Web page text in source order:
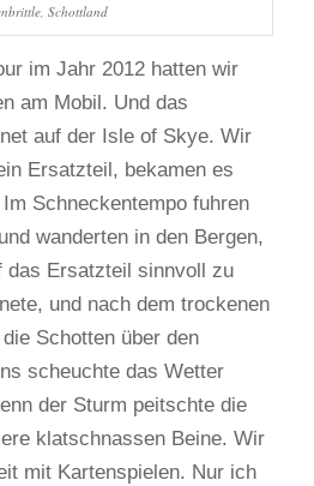
Schottland
im Jahr 2012 hatten wir
am Mobil. Und das
auf der Isle of Skye. Wir
Ersatzteil, bekamen es
Schneckentempo fuhren
wanderten in den Bergen,
das Ersatzteil sinnvoll zu
und nach dem trockenen
Schotten über den
scheuchte das Wetter
der Sturm peitschte die
klatschnassen Beine. Wir
mit Kartenspielen. Nur ich